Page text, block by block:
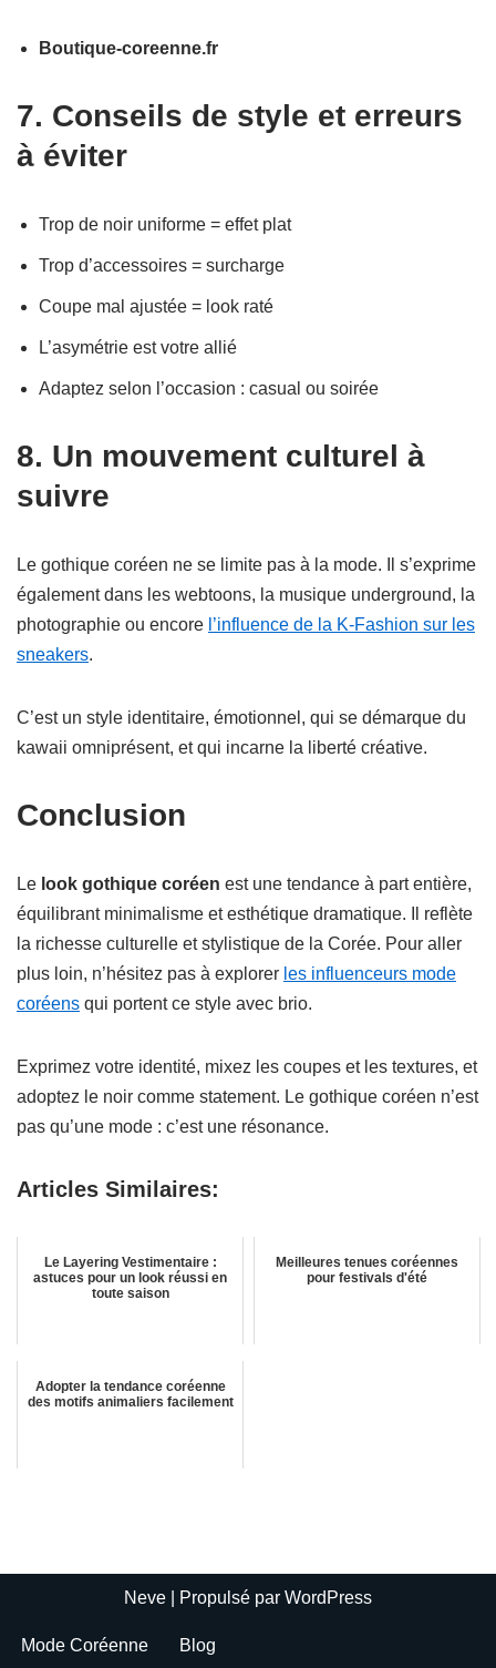
Boutique-coreenne.fr
7. Conseils de style et erreurs
à éviter
Trop de noir uniforme = effet plat
Trop d’accessoires = surcharge
Coupe mal ajustée = look raté
L’asymétrie est votre allié
Adaptez selon l’occasion : casual ou soirée
8. Un mouvement culturel à
suivre
Le gothique coréen ne se limite pas à la mode. Il s’exprime
également dans les webtoons, la musique underground, la
photographie ou encore l’influence de la K-Fashion sur les
sneakers.
C’est un style identitaire, émotionnel, qui se démarque du
kawaii omniprésent, et qui incarne la liberté créative.
Conclusion
Le look gothique coréen est une tendance à part entière,
équilibrant minimalisme et esthétique dramatique. Il reflète
la richesse culturelle et stylistique de la Corée. Pour aller
plus loin, n’hésitez pas à explorer les influenceurs mode
coréens qui portent ce style avec brio.
Exprimez votre identité, mixez les coupes et les textures, et
adoptez le noir comme statement. Le gothique coréen n’est
pas qu’une mode : c’est une résonance.
Articles Similaires:
Le Layering Vestimentaire :
astuces pour un look réussi en
toute saison
Meilleures tenues coréennes
pour festivals d'été
Adopter la tendance coréenne
des motifs animaliers facilement
Neve | Propulsé par WordPress
Mode Coréenne Blog